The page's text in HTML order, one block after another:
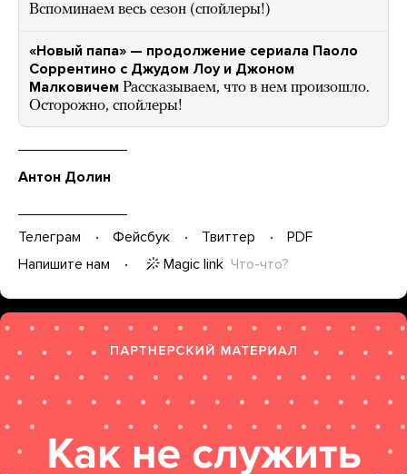
Вспоминаем весь сезон (спойлеры!)
«Новый папа» — продолжение сериала Паоло
Соррентино с Джудом Лоу и Джоном
Малковичем Рассказываем, что в нем произошло.
Осторожно, спойлеры!
Антон Долин
Телеграм Фейсбук Твиттер
PDF
Напишите нам
Magic link Что-что?